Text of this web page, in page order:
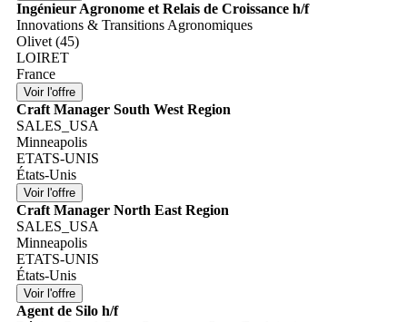
Ingénieur Agronome et Relais de Croissance h/f
Innovations & Transitions Agronomiques
Olivet (45)
LOIRET
France
Craft Manager South West Region
SALES_USA
Minneapolis
ETATS-UNIS
États-Unis
Craft Manager North East Region
SALES_USA
Minneapolis
ETATS-UNIS
États-Unis
Agent de Silo h/f